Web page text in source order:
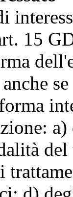
15